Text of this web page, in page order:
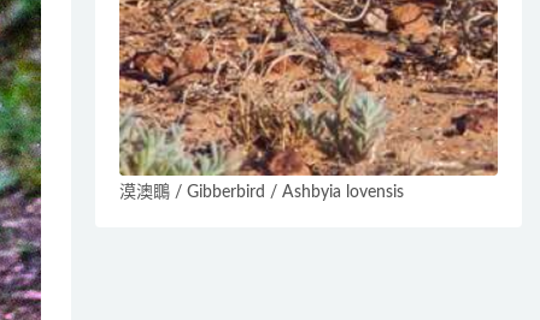
漠澳䳭 / Gibberbird / Ashbyia lovensis